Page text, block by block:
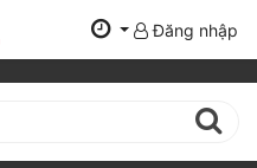
Đăng nhập